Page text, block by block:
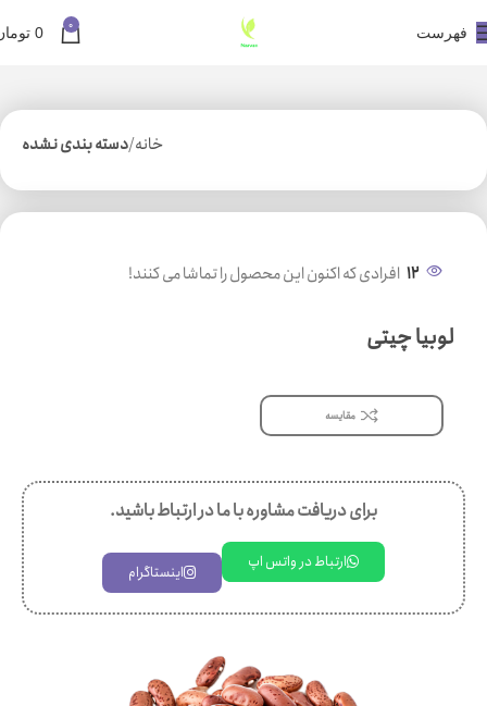
فهرست 0
0
خانه دسته بندی نشده
12 افرادی که اکنون این محصول را تماشا می کنند!
لوبیا چیتی
مقایسه
برای دریافت مشاوره با ما در ارتباط باشید.
ارتباط در واتس اپ اینستاگرام